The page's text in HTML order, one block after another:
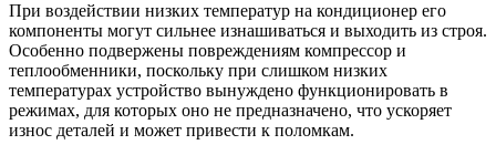
При воздействии низких температур на кондиционер его
компоненты могут сильнее изнашиваться и выходить из строя.
Особенно подвержены повреждениям компрессор и
теплообменники, поскольку при слишком низких
температурах устройство вынуждено функционировать в
режимах, для которых оно не предназначено, что ускоряет
износ деталей и может привести к поломкам.